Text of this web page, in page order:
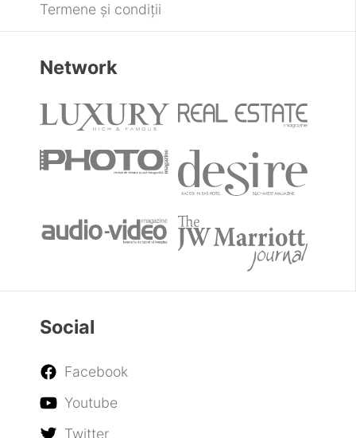
Termene și condiții
Network
Social
Facebook
Youtube
Twitter